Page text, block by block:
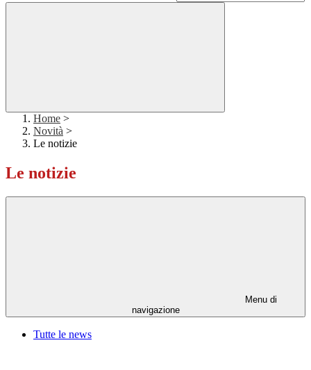
Home >
Novità >
Le notizie
Le notizie
Menu di
navigazione
Tutte le news